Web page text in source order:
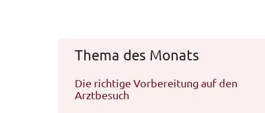
Thema des Monats
Die richtige Vorbereitung auf den
Arztbesuch